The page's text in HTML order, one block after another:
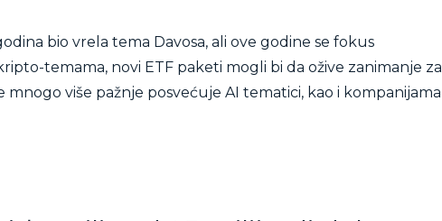
bio vrela tema Davosa, ali ove godine se fokus
temama, novi ETF paketi mogli bi da ožive zanimanje za
mnogo više pažnje posvećuje AI tematici, kao i kompanijama